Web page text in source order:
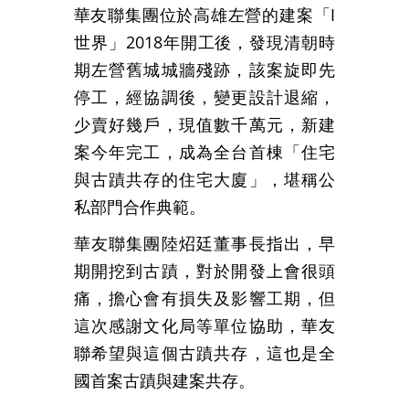
華友聯集團位於高雄左營的建案「I
世界」2018年開工後，發現清朝時
期左營舊城城牆殘跡，該案旋即先
停工，經協調後，變更設計退縮，
少賣好幾戶，現值數千萬元，新建
案今年完工，成為全台首棟「住宅
與古蹟共存的住宅大廈」，堪稱公
私部門合作典範。
華友聯集團陸炤廷董事長指出，早
期開挖到古蹟，對於開發上會很頭
痛，擔心會有損失及影響工期，但
這次感謝文化局等單位協助，華友
聯希望與這個古蹟共存，這也是全
國首案古蹟與建案共存。